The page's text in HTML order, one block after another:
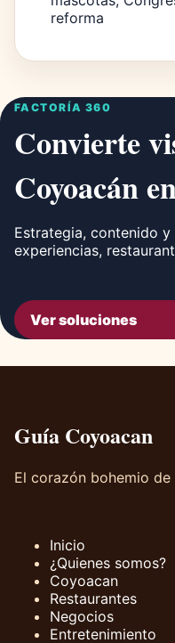
reforma
FACTORÍA 360
Convierte
Coyoacán
Estrategia, contenido
experiencias,
Ver soluciones
Guía Coyoacan
El corazón bohemio de
Inicio
¿Quienes somos?
Coyoacan
Restaurantes
Negocios
Entretenimiento